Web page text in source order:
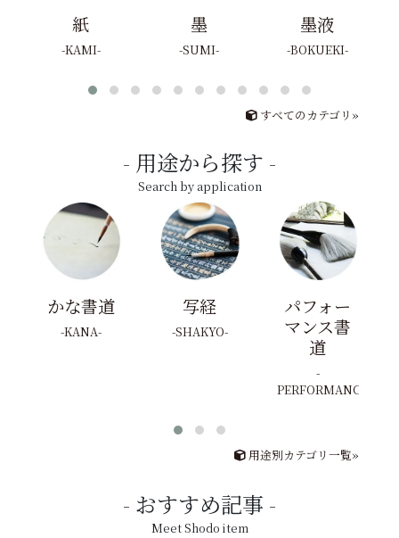
紙
KAMI
墨
SUMI
墨液
BOKUEKI
すべてのカテゴリ»
用途から探す
Search by application
かな書道
KANA
写経
SHAKYO
パフォー
マンス書
道
PERFORMANCE
用途別カテゴリ一覧»
おすすめ記事
Meet Shodo item